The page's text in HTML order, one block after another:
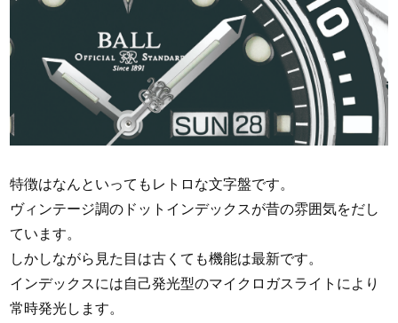
特徴はなんといってもレトロな文字盤です。
ヴィンテージ調のドットインデックスが昔の雰囲気をだし
ています。
しかしながら見た目は古くても機能は最新です。
インデックスには自己発光型のマイクロガスライトにより
常時発光します。